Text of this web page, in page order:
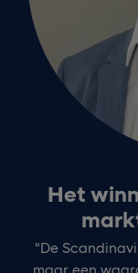
Het
"De